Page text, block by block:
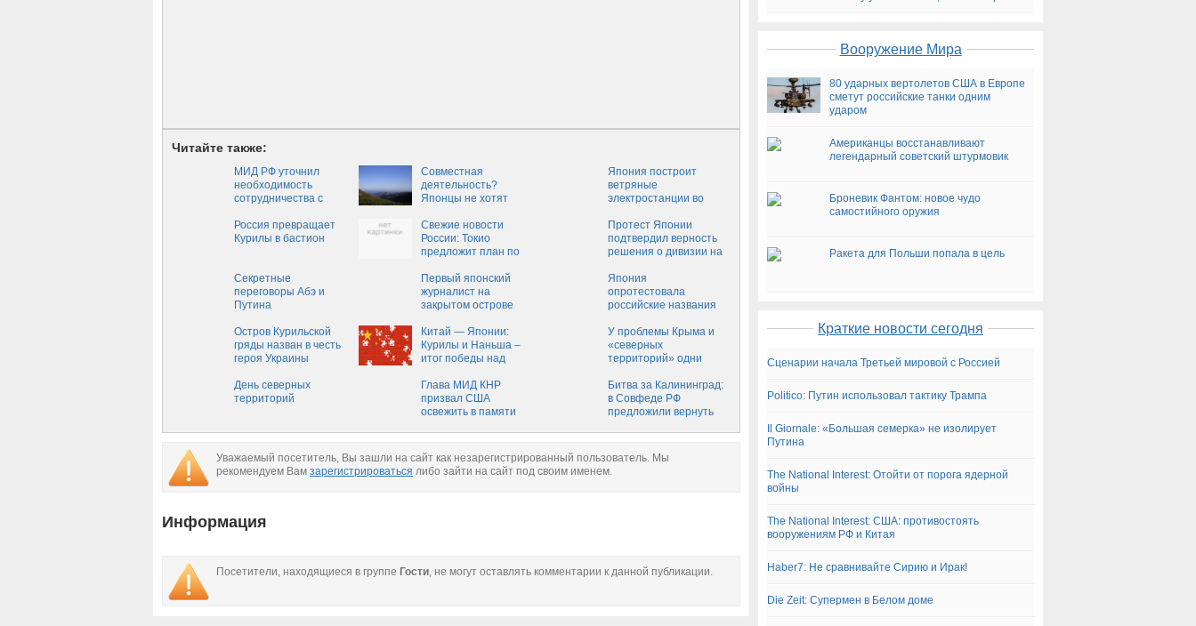
Читайте также:
МИД РФ уточнил
необходимость
сотрудничества с
Совместная
деятельность?
Японцы не хотят
по законам РФ
Япония построит
ветряные
электростанции во
Россия превращает
Курилы в бастион
Свежие новости
России: Токио
предложит план по
Протест Японии
подтвердил верность
решения о дивизии на
Секретные
переговоры Абэ и
Путина
Первый японский
журналист на
закрытом острове
Япония
опротестовала
российские названия
островов
Остров Курильской
гряды назван в честь
героя Украины
Китай — Японии:
Курилы и Наньша –
итог победы над
У проблемы Крыма и
«северных
территорий» одни
День северных
территорий
Глава МИД КНР
призвал США
освежить в памяти
Битва за Калининград:
в Совфеде РФ
предложили вернуть
Уважаемый посетитель, Вы зашли на сайт как незарегистрированный пользователь. Мы
рекомендуем Вам зарегистрироваться либо зайти на сайт под своим именем.
Информация
Посетители, находящиеся в группе Гости, не могут оставлять комментарии к данной публикации.
Вооружение Мира
80 ударных вертолетов США в Европе
сметут российские танки одним
ударом
Американцы восстанавливают
легендарный советский штурмовик
Броневик Фантом: новое чудо
самостийного оружия
Ракета для Польши попала в цель
Краткие новости сегодня
Сценарии начала Третьей мировой с Россией
Politico: Путин использовал тактику Трампа
Il Giornale: «Большая семерка» не изолирует
Путина
The National Interest: Отойти от порога ядерной
войны
The National Interest: США: противостоять
вооружениям РФ и Китая
Haber7: Не сравнивайте Сирию и Ирак!
Die Zeit: Супермен в Белом доме